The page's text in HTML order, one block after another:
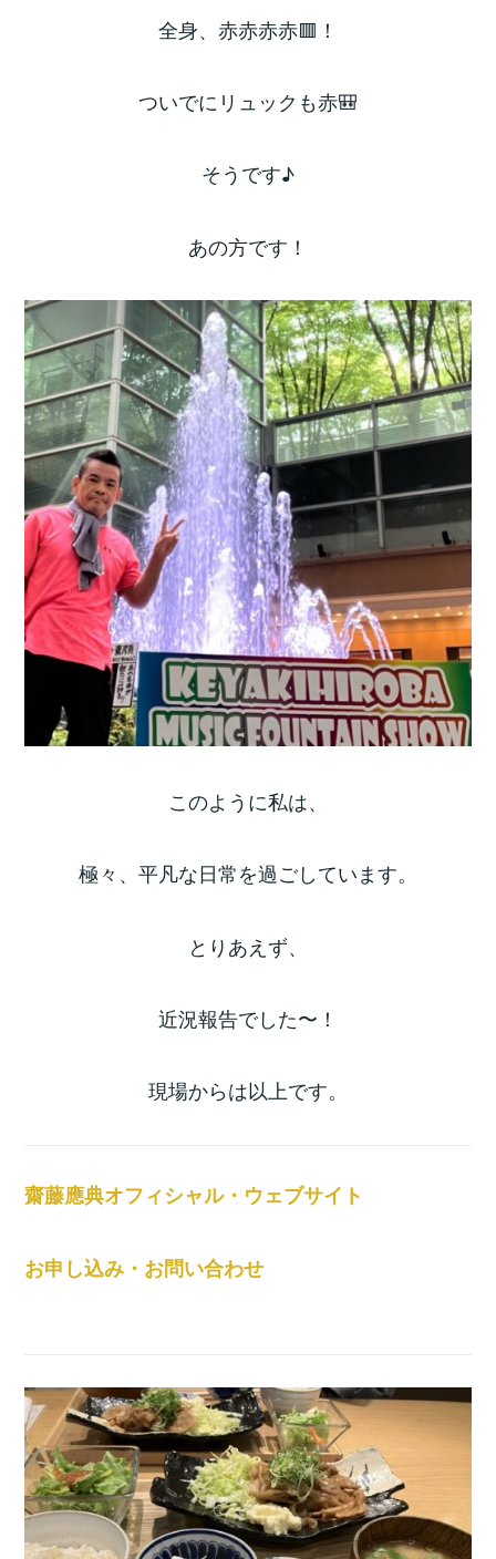
全身、赤赤赤赤🟥！
ついでにリュックも赤🎒
そうです♪
あの方です！
このように私は、
極々、平凡な日常を過ごしています。
とりあえず、
近況報告でした〜！
現場からは以上です。
齋藤應典オフィシャル・ウェブサイト
お申し込み・お問い合わせ